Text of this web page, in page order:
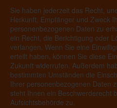
Sie haben jederzeit das Recht,
Herkunft, Empfänger und Zweck
personenbezogenen Daten zu
ein Recht, die Berichtigung oder
verlangen. Wenn Sie eine
erteilt haben, können Sie diese
Zukunft widerrufen. Außerdem
bestimmten Umständen die
Ihrer personenbezogenen Daten
steht Ihnen ein Beschwerderecht
Aufsichtsbehörde zu.